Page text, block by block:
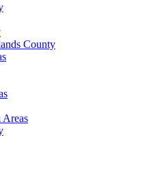
County
Areas